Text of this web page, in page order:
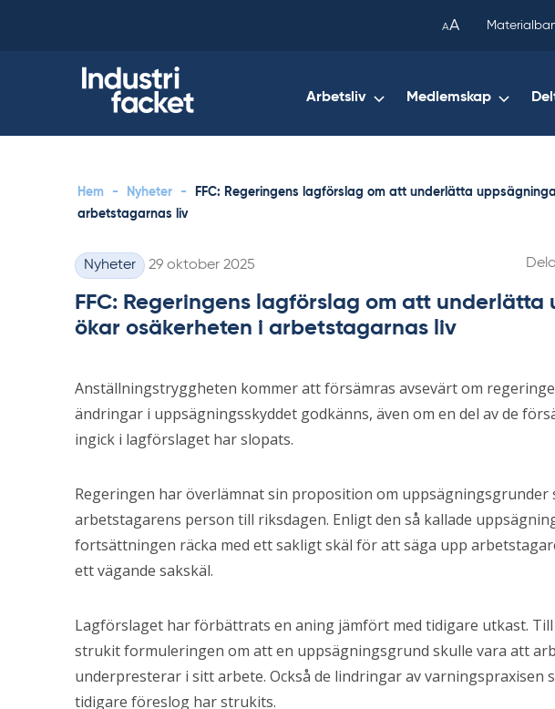
AA
Arbetsliv Medlemskap
Hem - Nyheter -
FFC: Regeringens lagförslag om att underlätta
arbetstagarnas liv
Kategorier
Nyheter Skriven
29 oktober 2025
FFC: Regeringens lagförslag om att
ökar osäkerheten i arbetstagarnas liv
Anställningstryggheten kommer att försämras avsevärt om
ändringar i uppsägningsskyddet godkänns, även om en del av de
ingick i lagförslaget har slopats.
Regeringen har överlämnat sin proposition om uppsägningsgrunder
arbetstagarens person till riksdagen. Enligt den så kallade
fortsättningen räcka med ett sakligt skäl för att säga upp
ett vägande sakskäl.
Lagförslaget har förbättrats en aning jämfört med tidigare utkast. Till
strukit formuleringen om att en uppsägningsgrund skulle vara att
underpresterar i sitt arbete. Också de lindringar av varningspraxisen
tidigare föreslog har strukits.
copied
your
clipboard.)